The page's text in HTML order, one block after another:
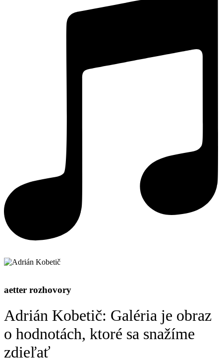
aetter rozhovory
Adrián Kobetič: Galéria je obraz
o hodnotách, ktoré sa snažíme
zdieľať